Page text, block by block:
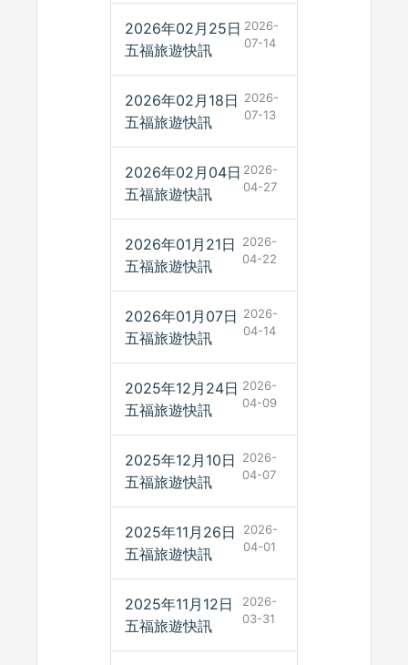
2026年02月25日
五福旅遊快訊
2026-
07-14
2026年02月18日
五福旅遊快訊
2026-
07-13
2026年02月04日
五福旅遊快訊
2026-
04-27
2026年01月21日
五福旅遊快訊
2026-
04-22
2026年01月07日
五福旅遊快訊
2026-
04-14
2025年12月24日
五福旅遊快訊
2026-
04-09
2025年12月10日
五福旅遊快訊
2026-
04-07
2025年11月26日
五福旅遊快訊
2026-
04-01
2025年11月12日
五福旅遊快訊
2026-
03-31